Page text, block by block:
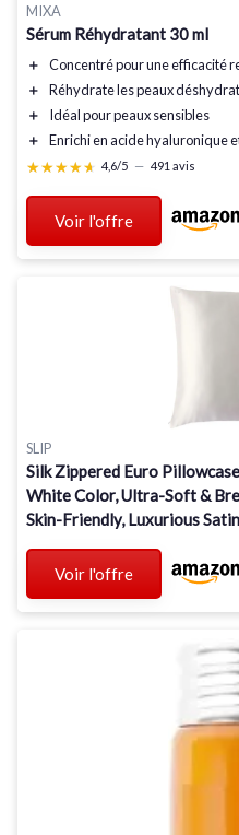
MIXA
Sérum Réhydratant 30 ml
＋ Concentrépour une efficacité
＋
Réhydrateles peaux
＋
Idéalpour peaux sensibles
＋
Enrichien acide hyaluronique
★★★★★
★★★★★ 4,6/5 — 491 avis
Voir l'offre
SLIP
Silk Zippered Euro
White Color, Ultra-Soft &
Skin-Friendly, Luxurious
Voir l'offre